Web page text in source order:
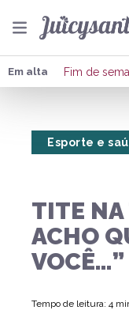
Em alta Fim de
Esporte e
TITE NA
ACHO
VOCÊ…”
Tempo de leitura: 4